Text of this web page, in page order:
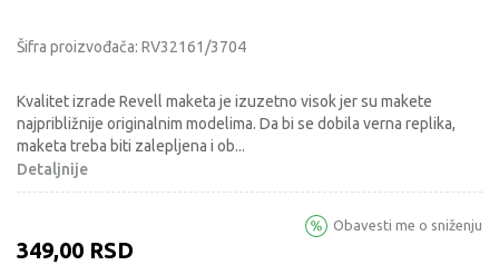
Šifra proizvođača: RV32161/3704
Kvalitet izrade Revell maketa je izuzetno visok jer su makete
najpribližnije originalnim modelima. Da bi se dobila verna replika,
maketa treba biti zalepljena i ob...
Detaljnije
349,00 RSD
Obavesti me o sniženju